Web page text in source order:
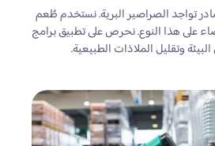
تواجد الصراصير البرية. نستخدم طُعم
هذا النوع. نحرص على تطبيق برامج
وتقليل الملاذات الطبيعية.